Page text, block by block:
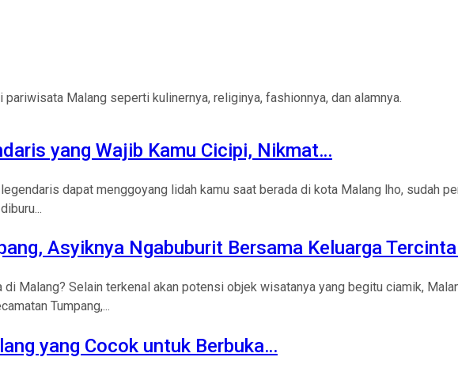
Malang seperti kulinernya, religinya, fashionnya, dan alamnya.
yang Wajib Kamu Cicipi, Nikmat…
dapat menggoyang lidah kamu saat berada di kota Malang lho, sudah
Asyiknya Ngabuburit Bersama Keluarga
di Malang? Selain terkenal akan potensi objek wisatanya yang begitu ciamik,
Tumpang,...
yang Cocok untuk Berbuka…